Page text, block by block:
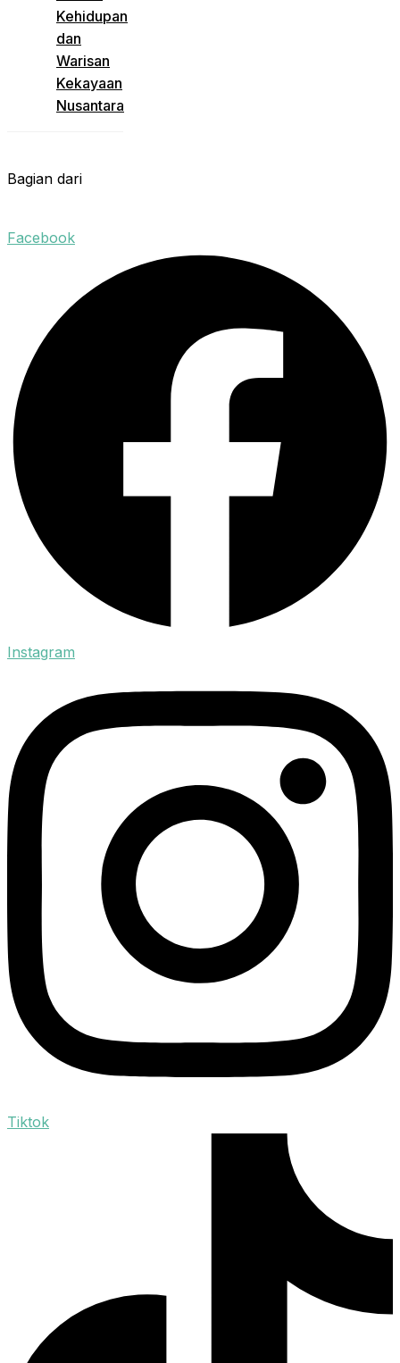
Kehidupan
dan
Warisan
Kekayaan
Nusantara
Bagian dari
Facebook
Instagram
Tiktok